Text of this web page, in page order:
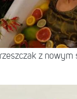
z nowym